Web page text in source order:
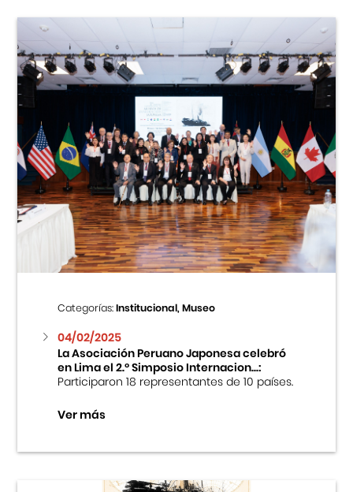
Categorías:Institucional, Museo
04/02/2025
La Asociación Peruano Japonesa celebró
en Lima el 2.º Simposio Internacion...:
Participaron 18 representantes de 10 países.
Ver más